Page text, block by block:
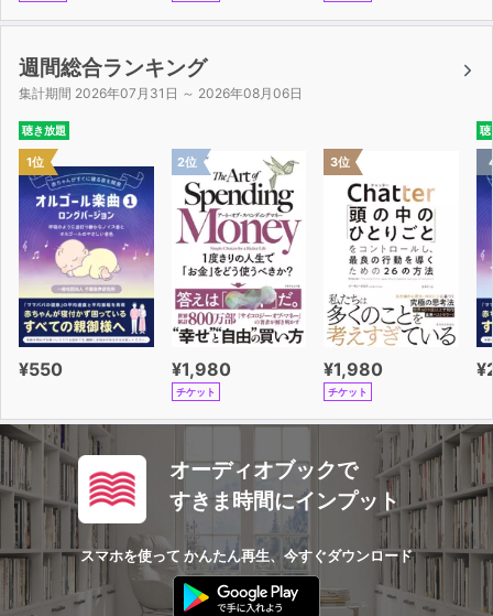
週間総合ランキング
集計期間 2026年07月31日 ～ 2026年08月06日
聴き放題
1位
¥550
2位
¥1,980
チケット
3位
¥1,980
チケット
聴
オーディオブックで
すきま時間にインプット
スマホを使って かんたん再生、今すぐダウンロード